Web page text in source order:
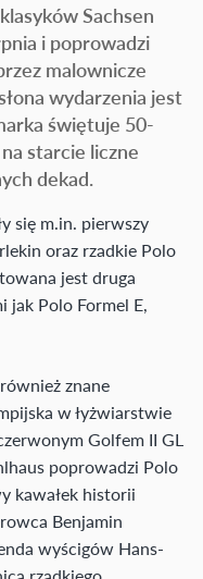
Sachsen
i poprowadzi
malownicze
wydarzenia jest
świętuje 50-
starcie liczne
dekad.
się m.in. pierwszy
oraz rzadkie Polo
jest druga
jak Polo Formel E,
znane
w łyżwiarstwie
Golfem II GL
poprowadzi Polo
kawałek historii
Benjamin
wyścigów Hans-